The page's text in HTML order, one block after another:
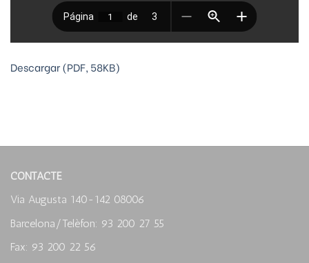
Descargar (PDF, 58KB)
CONTACTE
Via Augusta 140-142 08006
Barcelona/Telèfon: 93 200 27 55
Fax: 93 200 22 56